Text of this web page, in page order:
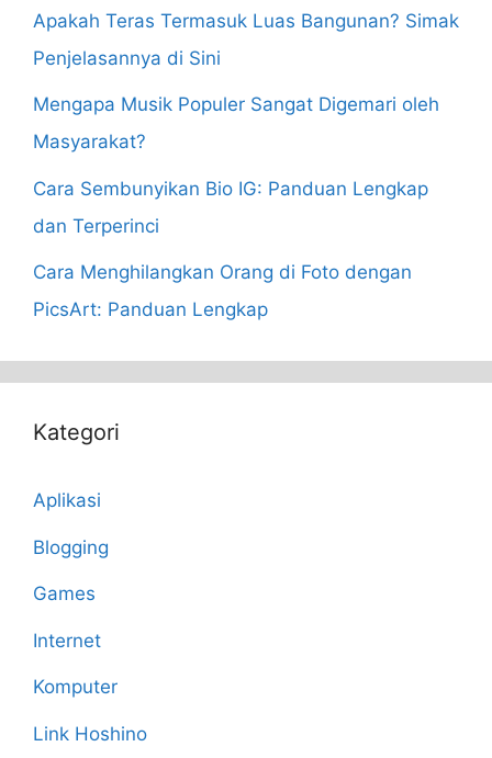
Apakah Teras Termasuk Luas Bangunan? Simak
Penjelasannya di Sini
Mengapa Musik Populer Sangat Digemari oleh
Masyarakat?
Cara Sembunyikan Bio IG: Panduan Lengkap
dan Terperinci
Cara Menghilangkan Orang di Foto dengan
PicsArt: Panduan Lengkap
Kategori
Aplikasi
Blogging
Games
Internet
Komputer
Link Hoshino